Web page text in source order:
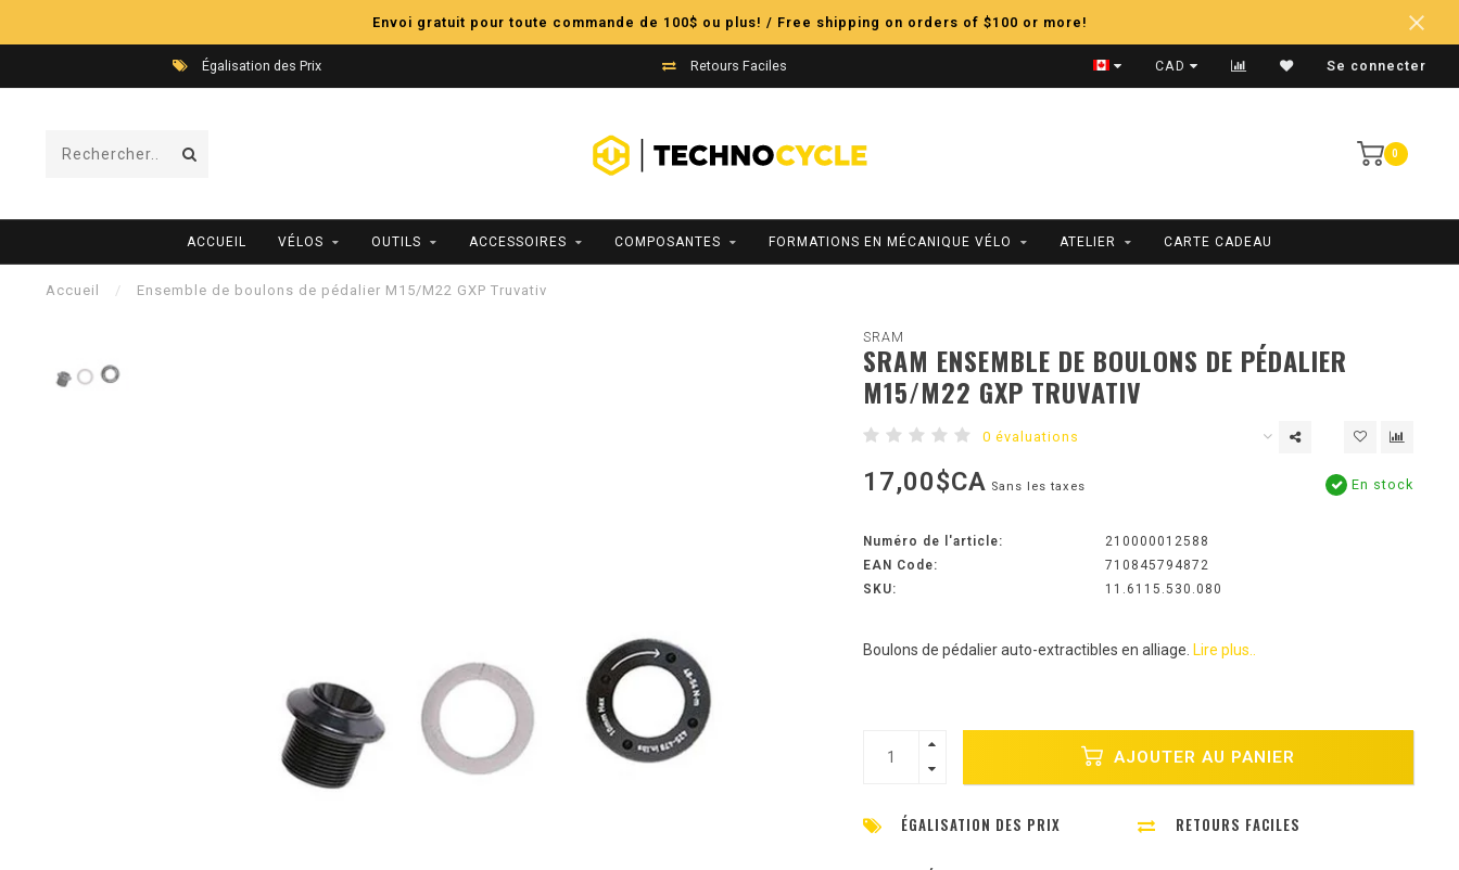
Envoi gratuit pour toute commande de 100$ ou plus! / Free shipping on orders of $100 or more!
Égalisation des Prix Retours Faciles Expédition Rapide
CAD Se connecter
0
ACCUEIL VÉLOS OUTILS ACCESSOIRES COMPOSANTES FORMATIONS EN MÉCANIQUE VÉLO ATELIER CARTE CADEAU
Accueil / Ensemble de boulons de pédalier M15/M22 GXP Truvativ
SRAM
SRAM ENSEMBLE DE BOULONS DE PÉDALIER
M15/M22 GXP TRUVATIV
0 évaluations
17,00$CA Sans les taxes En stock
Numéro de l'article:
210000012588
EAN Code:
710845794872
SKU:
11.6115.530.080
Boulons de pédalier auto-extractibles en alliage. Lire plus..
AJOUTER AU PANIER
ÉGALISATION DES PRIX RETOURS FACILES